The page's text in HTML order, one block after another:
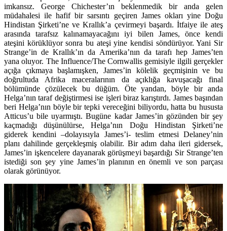
imkansız. George Chichester’ın beklenmedik bir anda gelen
müdahalesi ile hafif bir sarsıntı geçiren James okları yine Doğu
Hindistan Şirketi’ne ve Krallık’a çevirmeyi başardı. İtfaiye ile ateş
arasında tarafsız kalınamayacağını iyi bilen James, önce kendi
ateşini körüklüyor sonra bu ateşi yine kendisi söndürüyor. Yani Sir
Strange’in de Krallık’ın da Amerika’nın da tarafı hep James’ten
yana oluyor. The Influence/The Cornwallis gemisiyle ilgili gerçekler
açığa çıkmaya başlamışken, James’in kölelik geçmişinin ve bu
doğrultuda Afrika maceralarının da açıklığa kavuşacağı final
bölümünde çözülecek bu düğüm. Öte yandan, böyle bir anda
Helga’nın taraf değiştirmesi ise işleri biraz karıştırdı. James başından
beri Helga’nın böyle bir tepki vereceğini biliyordu, hatta bu hususta
Atticus’u bile uyarmıştı. Bugüne kadar James’in gözünden bir şey
kaçmadığı düşünülürse, Helga’nın Doğu Hindistan Şirketi’ne
giderek kendini –dolayısıyla James’i- teslim etmesi Delaney’nin
planı dahilinde gerçekleşmiş olabilir. Bir adım daha ileri gidersek,
James’in işkencelere dayanarak görüşmeyi başardığı Sir Strange’ten
istediği son şey yine James’in planının en önemli ve son parçası
olarak görünüyor.